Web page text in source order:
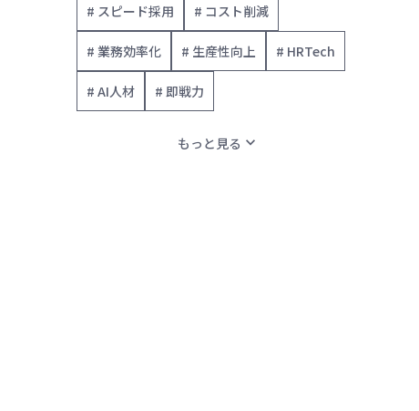
# スピード採用 # コスト削減
# 業務効率化 # 生産性向上 # HRTech
# AI人材 # 即戦力
もっと見る expand_more